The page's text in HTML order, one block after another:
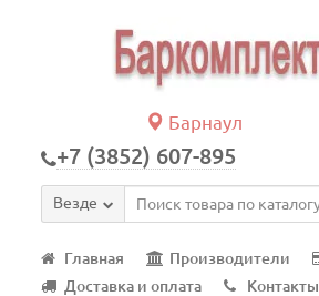
Барнаул
+7 (3852) 607-895
Везде
Главная Производители
Доставка и оплата
Контакты